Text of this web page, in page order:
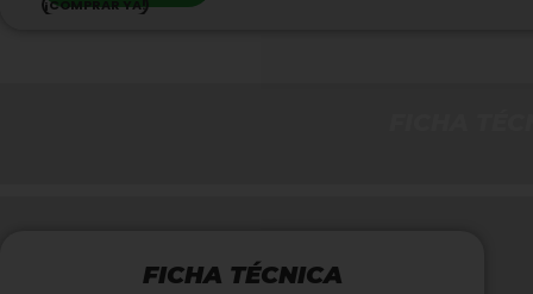
¡COMPRAR YA!
FICHA TÉCNICA